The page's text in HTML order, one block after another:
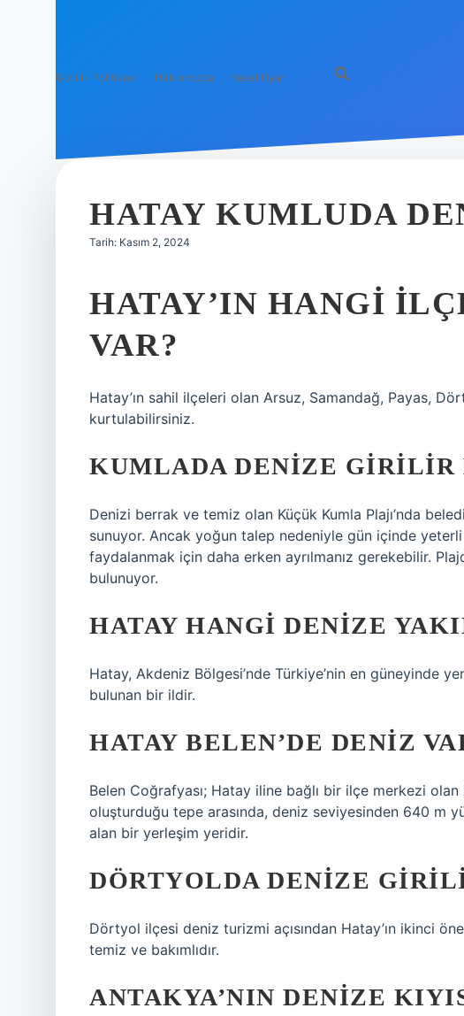
Gizlilik Politikası Hakkımızda Yasal Uyarı
HATAY KUMLUDA
Tarih: Kasım 2, 2024
HATAY’IN HANGI
VAR?
Hatay’ın sahil ilçeleri olan Arsuz, Samandağ, Payas,
kurtulabilirsiniz.
KUMLADA DENIZE GIRILIR
Denizi berrak ve temiz olan Küçük Kumla Plajı’nda
sunuyor. Ancak yoğun talep nedeniyle gün içinde
faydalanmak için daha erken ayrılmanız gerekebilir.
bulunuyor.
HATAY HANGI DENIZE
Hatay, Akdeniz Bölgesi’nde Türkiye’nin en güneyinde
bulunan bir ildir.
HATAY BELEN’DE DENIZ
Belen Coğrafyası; Hatay iline bağlı bir ilçe merkezi olan
oluşturduğu tepe arasında, deniz seviyesinden 640 m
alan bir yerleşim yeridir.
DÖRTYOLDA DENIZE
Dörtyol ilçesi deniz turizmi açısından Hatay’ın ikinci
temiz ve bakımlıdır.
ANTAKYA’NIN DENIZE